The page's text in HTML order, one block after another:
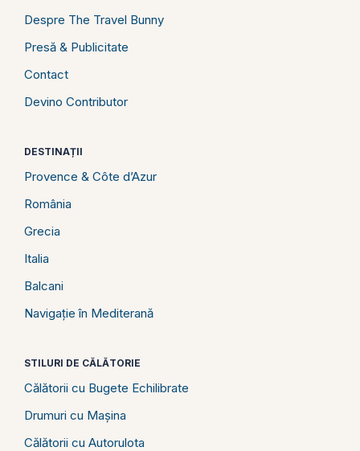
Despre The Travel Bunny
Presă & Publicitate
Contact
Devino Contributor
DESTINAȚII
Provence & Côte d’Azur
România
Grecia
Italia
Balcani
Navigație în Mediterană
STILURI DE CĂLĂTORIE
Călătorii cu Bugete Echilibrate
Drumuri cu Mașina
Călătorii cu Autorulota